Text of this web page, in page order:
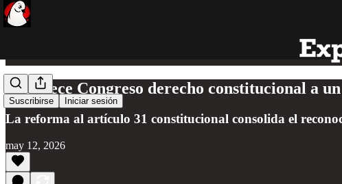
Suscribirse Iniciar sesión
Fortalece Congreso derecho constitucional a
La reforma al artículo 31 constitucional consolida el
may 12, 2026